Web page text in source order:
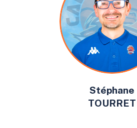
Stéphane
TOURRET